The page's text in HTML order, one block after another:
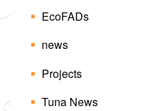
EcoFADs
news
Projects
Tuna News